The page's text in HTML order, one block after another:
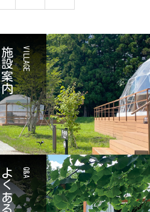
VILLAGE
施設案内
Q&A